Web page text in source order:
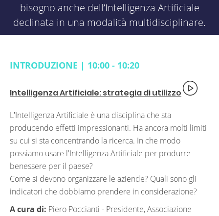
bisogno anche dell’Intelligenza Artificiale
declinata in una modalità multidisciplinare.
INTRODUZIONE | 10:00 - 10:20
Intelligenza Artificiale: strategia di utilizzo
L'Intelligenza Artificiale è una disciplina che sta
producendo effetti impressionanti. Ha ancora molti limiti
su cui si sta concentrando la ricerca. In che modo
possiamo usare l'Intelligenza Artificiale per produrre
benessere per il paese?
Come si devono organizzare le aziende? Quali sono gli
indicatori che dobbiamo prendere in considerazione?
A cura di: Piero Poccianti - Presidente, Associazione